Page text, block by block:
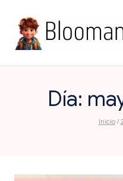
contenido
Día:
Inicio /